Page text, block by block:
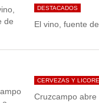
DESTACADOS
El vino, fuente
CERVEZAS Y
Cruzcampo abre